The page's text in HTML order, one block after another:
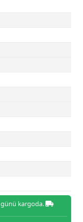
günü kargoda.